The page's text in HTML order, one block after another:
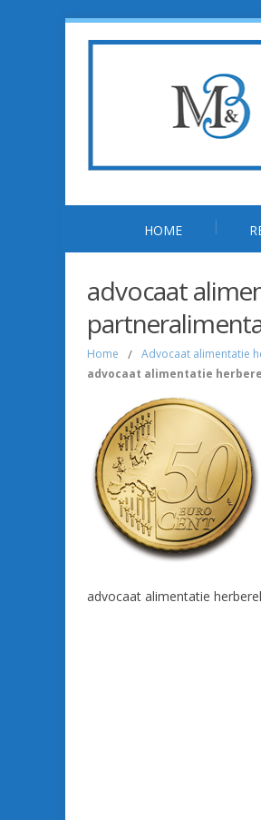
HOME
advocaat
Home / Advocaat alimentatie
advocaat alimentatie
advocaat alimentatie